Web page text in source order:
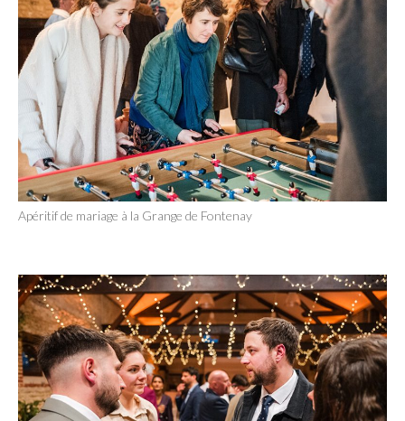
Apéritif de mariage à la Grange de Fontenay